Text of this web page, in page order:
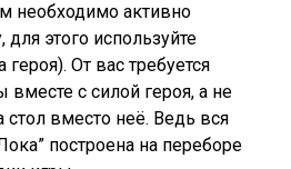
необходимо активно
для этого используйте
героя). От вас требуется
вместе с силой героя, а не
стол вместо неё. Ведь вся
построена на переборе